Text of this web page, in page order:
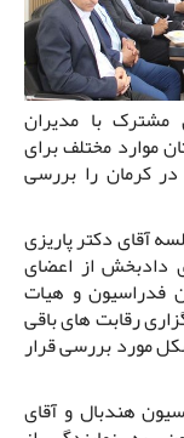
با مدیران
موارد مختلف برای
کرمان را بررسی
آقای دکتر پاریزی
دادبخش از اعضای
فدراسیون و هیات
رقابت های باقی
مورد بررسی قرار
هندبال و آقای